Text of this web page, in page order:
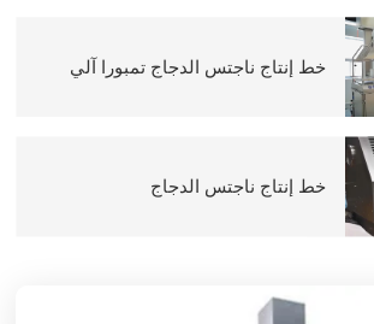
خط إنتاج ناجتس الدجاج تمبورا آلي
خط إنتاج ناجتس الدجاج